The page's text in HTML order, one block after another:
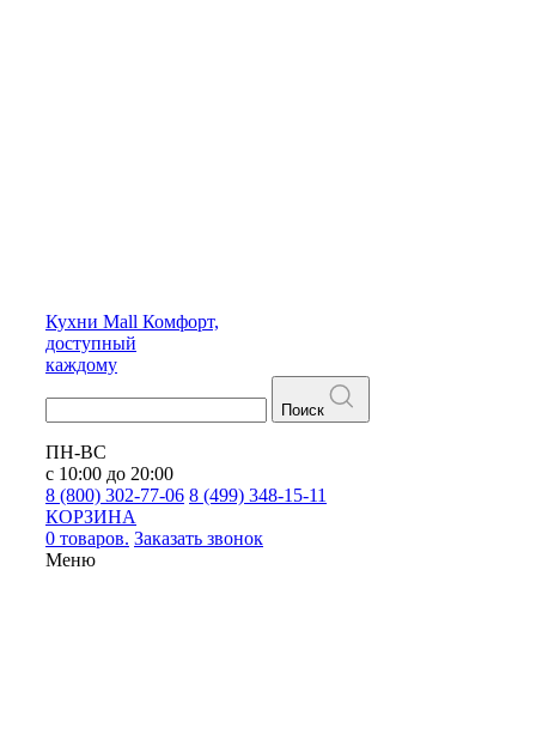
Кухни Mall Комфорт,
доступный
каждому
Поиск
ПН-ВС
с 10:00 до 20:00
8 (800) 302-77-06 8 (499) 348-15-11
КОРЗИНА
0 товаров. Заказать звонок
Меню